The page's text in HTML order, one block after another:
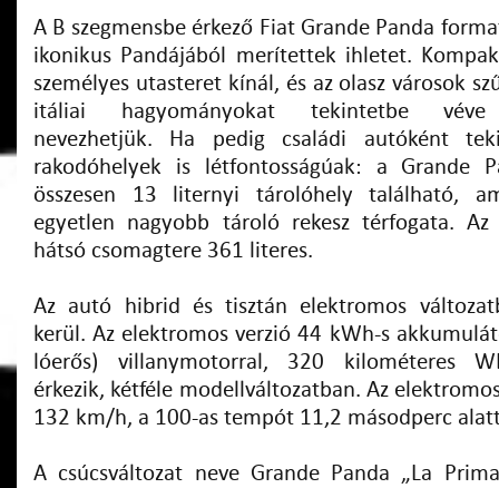
A B szegmensbe érkező Fiat Grande Panda
ikonikus Pandájából merítettek ihletet.
személyes utasteret kínál, és az olasz városok
itáliai hagyományokat tekintetbe véve
nevezhetjük. Ha pedig családi autóként
rakodóhelyek is létfontosságúak: a Grande
összesen 13 liternyi tárolóhely található,
egyetlen nagyobb tároló rekesz térfogata.
hátsó csomagtere 361 literes.
Az autó hibrid és tisztán elektromos
kerül. Az elektromos verzió 44 kWh-s
lóerős) villanymotorral, 320 kilométeres
érkezik, kétféle modellváltozatban. Az
132 km/h, a 100-as tempót 11,2 másodperc
A csúcsváltozat neve Grande Panda „La